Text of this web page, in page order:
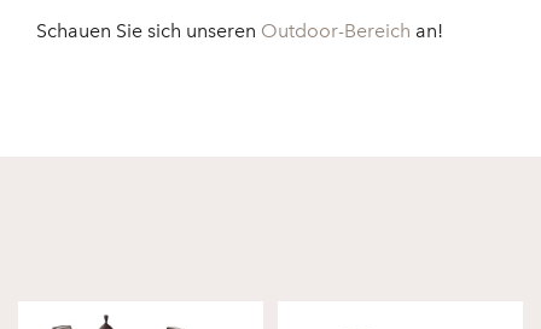
Schauen Sie sich unseren Outdoor-Bereich an!